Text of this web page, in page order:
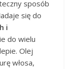
sposób
się do
i
do wielu
Olej
włosa,